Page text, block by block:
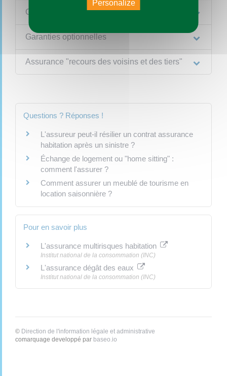
Garanties de base
Garanties optionnelles
Assurance "recours des voisins et des tiers"
Questions ? Réponses !
L'assureur peut-il résilier un contrat assurance
habitation après un sinistre ?
Échange de logement ou "home sitting" :
comment l'assurer ?
Comment assurer un meublé de tourisme en
location saisonnière ?
Pour en savoir plus
L'assurance multirisques habitation
Institut national de la consommation (INC)
L'assurance dégât des eaux
Institut national de la consommation (INC)
© Direction de l'information légale et administrative
comarquage developpé par baseo.io
Personalize